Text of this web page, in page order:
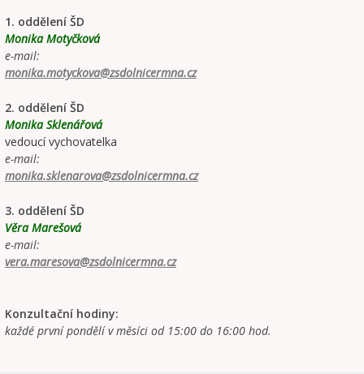
1. oddělení ŠD
Monika Motyčková
e-mail:
monika.motyckova@zsdolnicermna.cz
2. oddělení ŠD
Monika Sklenářová
vedoucí vychovatelka
e-mail:
monika.sklenarova@zsdolnicermna.cz
3. oddělení ŠD
Věra Marešová
e-mail:
vera.maresova@zsdolnicermna.cz
Konzultační hodiny:
každé první pondělí v měsíci od 15:00 do 16:00 hod.